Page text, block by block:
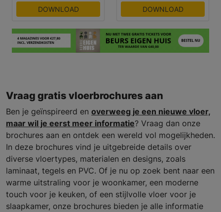
DOWNLOAD DOWNLOAD
Vraag gratis vloerbrochures aan
Ben je geïnspireerd en overweeg je een nieuwe vloer,
maar wil je eerst meer informatie? Vraag dan onze
brochures aan en ontdek een wereld vol mogelijkheden.
In deze brochures vind je uitgebreide details over
diverse vloertypes, materialen en designs, zoals
laminaat, tegels en PVC. Of je nu op zoek bent naar een
warme uitstraling voor je woonkamer, een moderne
touch voor je keuken, of een stijlvolle vloer voor je
slaapkamer, onze brochures bieden je alle informatie